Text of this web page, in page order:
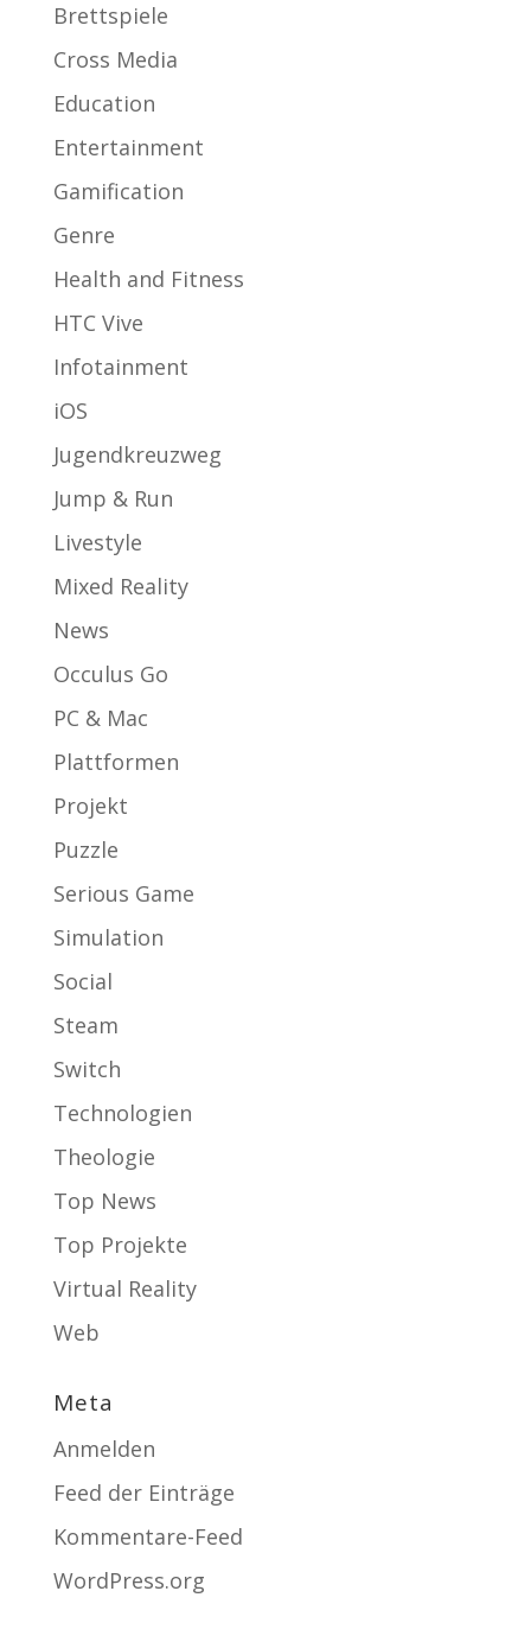
Brettspiele
Cross Media
Education
Entertainment
Gamification
Genre
Health and Fitness
HTC Vive
Infotainment
iOS
Jugendkreuzweg
Jump & Run
Livestyle
Mixed Reality
News
Occulus Go
PC & Mac
Plattformen
Projekt
Puzzle
Serious Game
Simulation
Social
Steam
Switch
Technologien
Theologie
Top News
Top Projekte
Virtual Reality
Web
Meta
Anmelden
Feed der Einträge
Kommentare-Feed
WordPress.org